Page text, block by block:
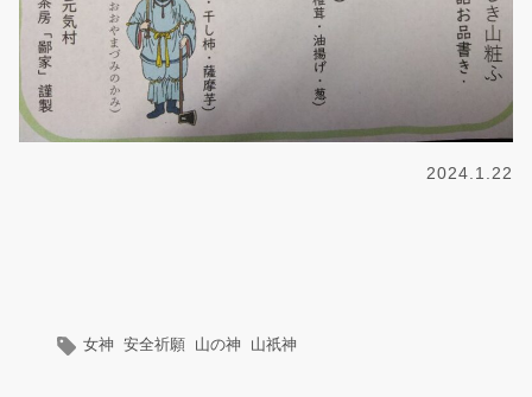
2024.1.22
女神 安全祈願 山の神 山祇神